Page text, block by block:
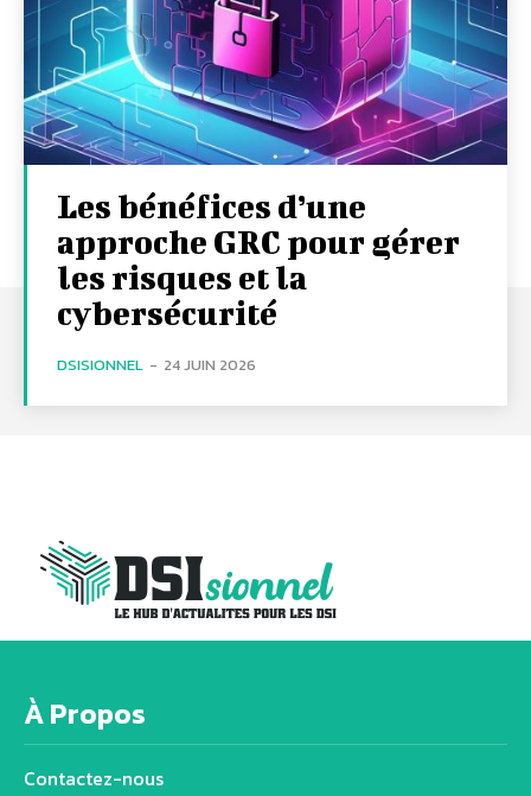
Les bénéfices d’une
approche GRC pour gérer
les risques et la
cybersécurité
DSISIONNEL - 24 JUIN 2026
À Propos
Contactez-nous